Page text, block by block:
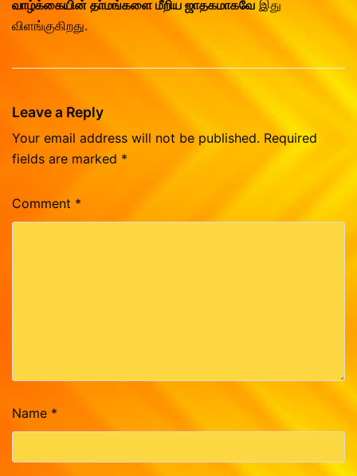
வாழ்க்கையின் தா்மங்களை மீறிய ஜாதகமாகவே இது
விளங்குகிறது.
Leave a Reply
Your email address will not be published. Required
fields are marked *
Comment *
Name *